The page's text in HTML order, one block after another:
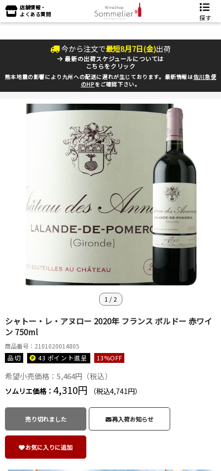
店舗情報・
よくある質問
探す
今から注文で最短8月7日(金)出荷
最新の出荷スケジュールについては
こちらをクリック
熊本地震の影響により九州への配送に遅れが生じております。最新情報は佐川急便
のHPをご確認下さい。
1 / 2
シャトー・レ・アヌロー 2020年 フランス ボルドー 赤ワイ
ン 750ml
商品番号：2101020014805
品切 43 ポイント進呈 13%OFF
希望小売価格：5,464円（税込）
ソムリエ価格： 4,310円 （税込4,741円）
売り切れました 再入荷お知らせ
お気に入りに追加